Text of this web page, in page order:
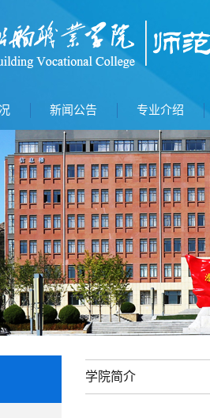
新闻公告 专业介绍
学院简介